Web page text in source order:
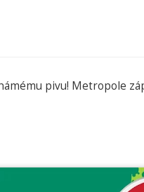
pivu! Metropole